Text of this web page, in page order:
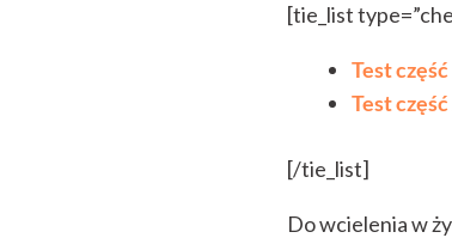
[tie_list
Test część
Test część
[/tie_list]
Do wcielenia w